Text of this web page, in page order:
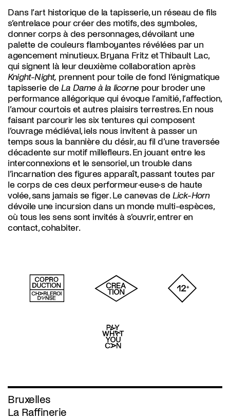
Dans l’art historique de la tapisserie, un réseau de fils
s’entrelace pour créer des motifs, des symboles,
donner corps à des personnages, dévoilant une
palette de couleurs flamboyantes révélées par un
agencement minutieux. Bryana Fritz et Thibault Lac,
qui signent là leur deuxième collaboration après
Knight-Night, prennent pour toile de fond l’énigmatique
tapisserie de La Dame à la licorne pour broder une
performance allégorique qui évoque l’amitié, l’affection,
l’amour courtois et autres plaisirs terrestres. En nous
faisant parcourir les six tentures qui composent
l’ouvrage médiéval, iels nous invitent à passer un
temps sous la bannière du désir, au fil d’une traversée
décadente sur motif millefleurs. En jouant entre les
interconnexions et le sensoriel, un trouble dans
l’incarnation des figures apparaît, passant toutes par
le corps de ces deux performeur·euse·s de haute
volée, sans jamais se figer. Le canevas de Lick-Horn
dévoile une incursion dans un monde multi-espèces,
où tous les sens sont invités à s’ouvrir, entrer en
contact, cohabiter.
Bruxelles
La Raffinerie